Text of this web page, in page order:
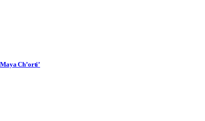
Ch’orti’